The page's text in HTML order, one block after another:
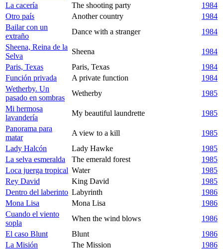
La cacería The shooting party
1984
Otro país
Another country
1984
Bailar con un
extraño
Dance with a stranger
1984
Sheena, Reina de la
Selva
Sheena
1984
Paris, Texas
Paris, Texas
1984
Función privada
A private function
1984
Wetherby. Un
pasado en sombras
Wetherby
1985
Mi hermosa
lavandería
My beautiful laundrette
1985
Panorama para
matar
A view to a kill
1985
Lady Halcón
Lady Hawke
1985
La selva esmeralda
The emerald forest
1985
Loca juerga tropical Water
1985
Rey David
King David
1985
Dentro del laberinto Labyrinth
1986
Mona Lisa
Mona Lisa
1986
Cuando el viento
sopla
When the wind blows
1986
El caso Blunt
Blunt
1986
La Misión
The Mission
1986